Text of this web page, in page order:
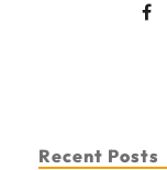
Recent Posts